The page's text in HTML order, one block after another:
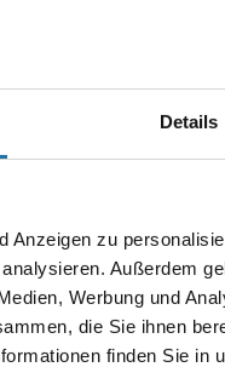
Details
Anzeigen zu
Außerdem
Werbung und
die Sie ihnen
finden Sie in
Schwimmbad von
veröffentlicht.